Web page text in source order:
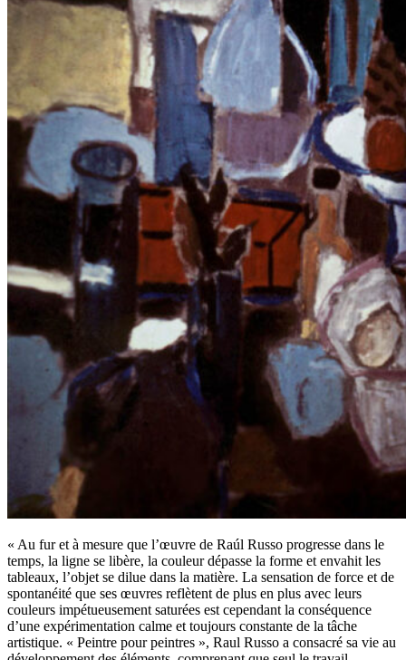
« Au fur et à mesure que l’œuvre de Raúl Russo progresse dans le
temps, la ligne se libère, la couleur dépasse la forme et envahit les
tableaux, l’objet se dilue dans la matière. La sensation de force et de
spontanéité que ses œuvres reflètent de plus en plus avec leurs
couleurs impétueusement saturées est cependant la conséquence
d’une expérimentation calme et toujours constante de la tâche
artistique. « Peintre pour peintres », Raul Russo a consacré sa vie au